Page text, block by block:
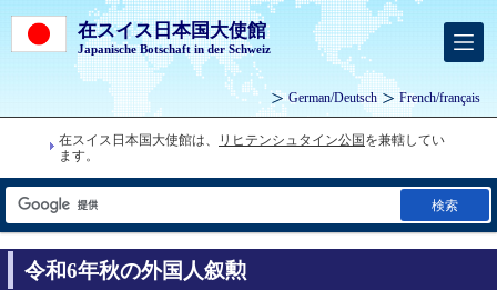
在スイス日本国大使館
Japanische Botschaft in der Schweiz
German/Deutsch French/français
在スイス日本国大使館は、 リヒテンシュタイン公国 を兼轄してい
ます。
検索
令和6年秋の外国人叙勲